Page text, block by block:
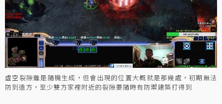
虛空裂隙雖是隨機生成，但會出現的位置大概就是那幾處，初期無法
防到遠方，至少雙方家裡附近的裂隙要隨時有防禦建築打得到